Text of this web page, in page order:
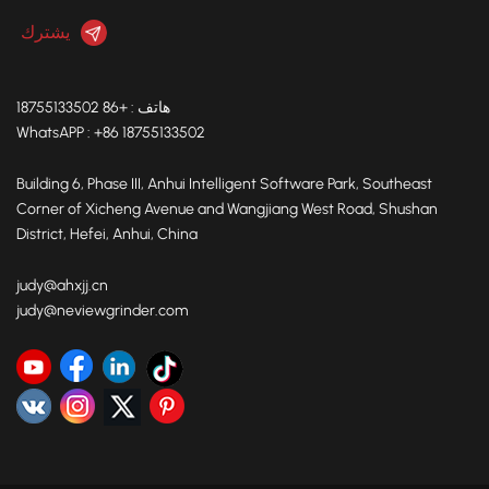
هاتف : +86 18755133502
WhatsAPP : +86 18755133502
Building 6, Phase III, Anhui Intelligent Software Park, Southeast
Corner of Xicheng Avenue and Wangjiang West Road, Shushan
District, Hefei, Anhui, China
judy@ahxjj.cn
judy@neviewgrinder.com